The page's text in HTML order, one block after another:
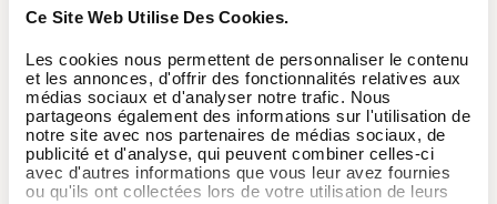
Ce Site Web Utilise Des Cookies.
Les cookies nous permettent de personnaliser le contenu
et les annonces, d'offrir des fonctionnalités relatives aux
médias sociaux et d'analyser notre trafic. Nous
partageons également des informations sur l'utilisation de
notre site avec nos partenaires de médias sociaux, de
publicité et d'analyse, qui peuvent combiner celles-ci
avec d'autres informations que vous leur avez fournies
ou qu'ils ont collectées lors de votre utilisation de leurs